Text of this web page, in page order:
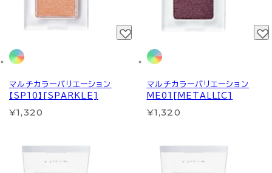
マルチカラーバリエーション
【SP10】[SPARKLE]
¥1,320
マルチカラーバリエーション
ME01[METALLIC]
¥1,320